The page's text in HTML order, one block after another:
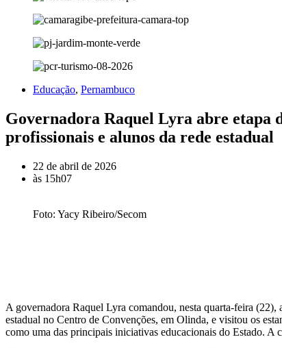
Educação, Pernambuco
Governadora Raquel Lyra abre etapa
profissionais e alunos da rede estadual
22 de abril de 2026
às 15h07
Foto: Yacy Ribeiro/Secom
A governadora Raquel Lyra comandou, nesta quarta-feira
estadual no Centro de Convenções, em Olinda, e visitou os
como uma das principais iniciativas educacionais do Estado. A